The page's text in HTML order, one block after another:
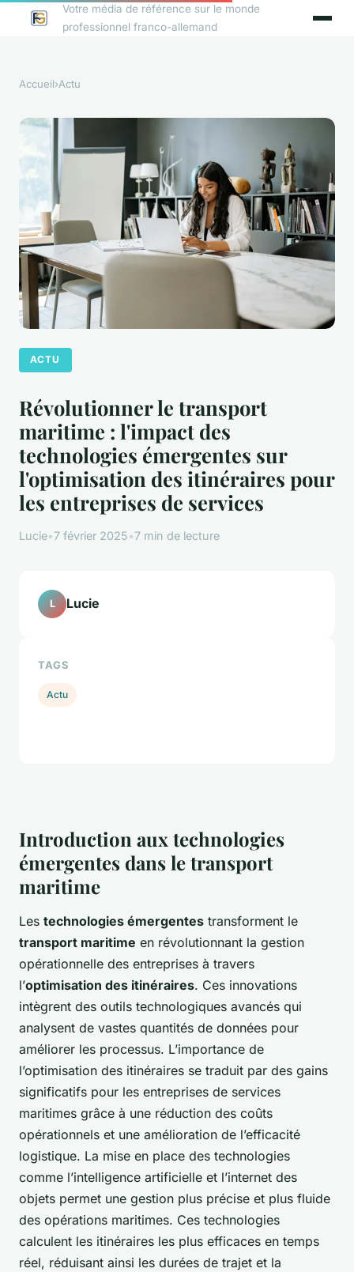
Votre média de référence sur le monde
professionnel franco-allemand
Accueil›Actu
ACTU
Révolutionner le transport
maritime : l'impact des
technologies émergentes sur
l'optimisation des itinéraires pour
les entreprises de services
Lucie•7 février 2025•7 min de lecture
Introduction aux technologies
émergentes dans le transport
maritime
Les technologies émergentes transforment le
transport maritime en révolutionnant la gestion
opérationnelle des entreprises à travers
l’optimisation des itinéraires. Ces innovations
intègrent des outils technologiques avancés qui
analysent de vastes quantités de données pour
améliorer les processus. L’importance de
l’optimisation des itinéraires se traduit par des gains
significatifs pour les entreprises de services
maritimes grâce à une réduction des coûts
opérationnels et une amélioration de l’efficacité
logistique. La mise en place des technologies
comme l’intelligence artificielle et l’internet des
objets permet une gestion plus précise et plus fluide
des opérations maritimes. Ces technologies
calculent les itinéraires les plus efficaces en temps
réel, réduisant ainsi les durées de trajet et la
L Lucie
TAGS
Actu